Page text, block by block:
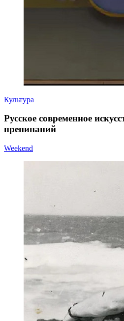
Культура
Русское современное
препинаний
Weekend